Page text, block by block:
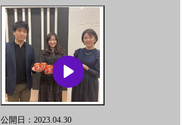
公開日：2023.04.30